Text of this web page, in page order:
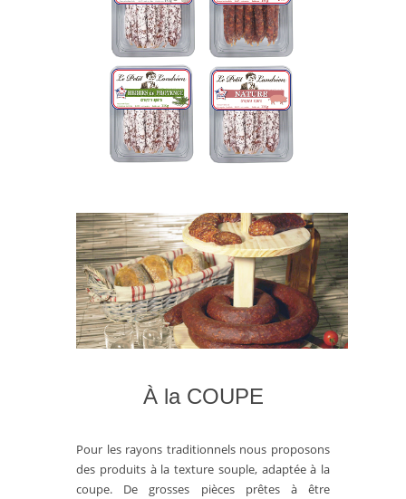
À la COUPE
Pour les rayons traditionnels nous proposons
des produits à la texture souple, adaptée à la
coupe. De grosses pièces prêtes à être